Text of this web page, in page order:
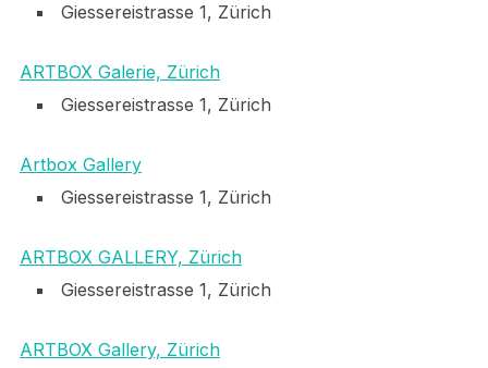
Giessereistrasse 1, Zürich
ARTBOX Galerie, Zürich
Giessereistrasse 1, Zürich
Artbox Gallery
Giessereistrasse 1, Zürich
ARTBOX GALLERY, Zürich
Giessereistrasse 1, Zürich
ARTBOX Gallery, Zürich